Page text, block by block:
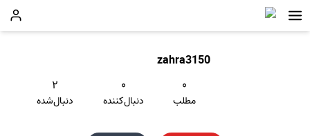
zahra3150
۰
مطلب
۰
دنبال‌کننده
۲
دنبال‌شده